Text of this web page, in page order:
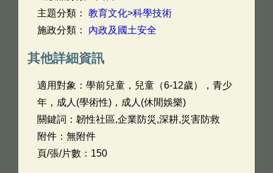
主題分類： 教育文化>科學技術
施政分類： 內政及國土安全
其他詳細資訊
適用對象：學前兒童，兒童（6-12歲），青少
年，成人(學術性)，成人(休閒娛樂)
關鍵詞：韌性社區,企業防災,深耕,災害防救
附件：無附件
頁/張/片數：150